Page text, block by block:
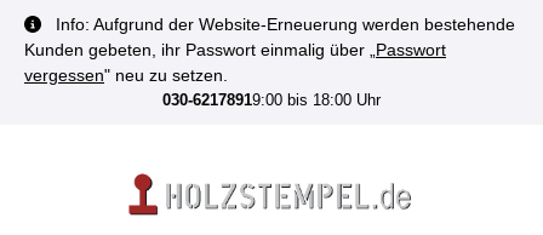
springen
Info: Aufgrund der Website-Erneuerung werden bestehende
Kunden gebeten, ihr Passwort einmalig über „ Passwort
vergessen" neu zu setzen.
030-62178919:00 bis 18:00 Uhr